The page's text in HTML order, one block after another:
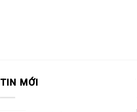
TIN MỚI